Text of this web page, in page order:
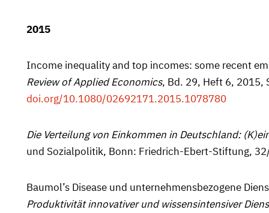
2015
Income inequality and top incomes: some recent
Review of Applied Economics, Bd. 29, Heft 6, 2015,
doi.org/10.1080/02692171.2015.1078780
Die Verteilung von Einkommen in Deutschland:
und Sozial­politik, Bonn: Friedrich-Ebert-Stiftung,
Baumol’s Disease und unternehmensbezogene
Produkti­vität innovativer und wissensintensiver